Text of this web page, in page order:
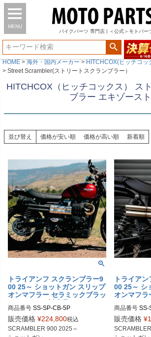
MENU
バイク パーツ 専門店 | ＜公式＞モトパー
HOME 海外・国内メーカー
HITCHCOX(ヒッチコッ
Street Scrambler(ストリートスクランブラー）
HITCHCOX（ヒッチコックス） ス
ブラー エキゾースト
並び替え 価格が安い順 価格が高い順 新着順
トライアンフ スクランブラー9
00 25～ ショットガン スリップ
オンマフラー セラミックブラッ
ク ユーロ5＋対応品 HITCHCO
X
商品番号 SS-SP-CB-5P
SS-SP-Cb-5P
https://hitchcoxmotorcycles.com/colle
ctions/triumph-street-scrambler-exha
販売価格 ¥224,800税込
SCRAMBLER 900 2025～
トライア
00 25～ シ
オンマフラ
商品番号 SS-
SS-SP-1a-5P
https://
ctions/
販売価格 ¥